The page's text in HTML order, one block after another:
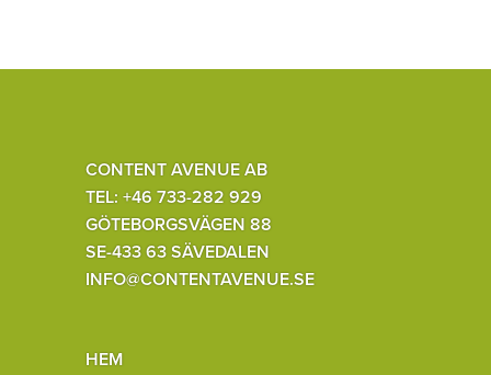
CONTENT AVENUE AB
TEL: +46 733-282 929
GÖTEBORGSVÄGEN 88
SE-433 63 SÄVEDALEN
INFO@CONTENTAVENUE.SE
HEM